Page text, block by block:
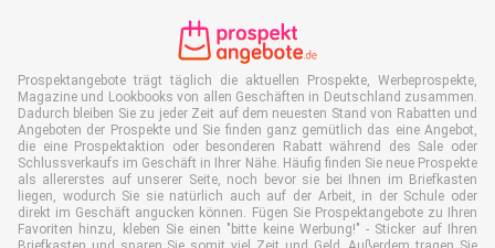
Prospektangebote trägt täglich die aktuellen Prospekte, Werbeprospekte,
Magazine und Lookbooks von allen Geschäften in Deutschland zusammen.
Dadurch bleiben Sie zu jeder Zeit auf dem neuesten Stand von Rabatten und
Angeboten der Prospekte und Sie finden ganz gemütlich das eine Angebot,
die eine Prospektaktion oder besonderen Rabatt während des Sale oder
Schlussverkaufs im Geschäft in Ihrer Nähe. Häufig finden Sie neue Prospekte
als allererstes auf unserer Seite, noch bevor sie bei Ihnen im Briefkasten
liegen, wodurch Sie sie natürlich auch auf der Arbeit, in der Schule oder
direkt im Geschäft angucken können. Fügen Sie Prospektangebote zu Ihren
Favoriten hinzu, kleben Sie einen "bitte keine Werbung!" - Sticker auf Ihren